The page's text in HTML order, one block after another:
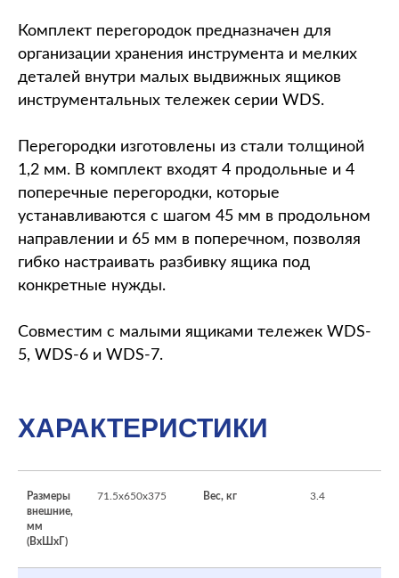
Комплект перегородок предназначен для
организации хранения инструмента и мелких
деталей внутри малых выдвижных ящиков
инструментальных тележек серии WDS.
Перегородки изготовлены из стали толщиной
1,2 мм. В комплект входят 4 продольные и 4
поперечные перегородки, которые
устанавливаются с шагом 45 мм в продольном
направлении и 65 мм в поперечном, позволяя
гибко настраивать разбивку ящика под
конкретные нужды.
Совместим с малыми ящиками тележек WDS-
5, WDS-6 и WDS-7.
ХАРАКТЕРИСТИКИ
Размеры
внешние,
мм
(ВхШхГ)
71.5x650x375 Вес, кг 3.4